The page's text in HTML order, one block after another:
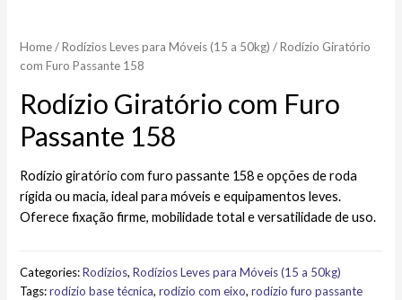
Home/Rodízios Leves para Móveis (15 a 50kg) / Rodízio Giratório
com Furo Passante 158
Rodízio Giratório com Furo
Passante 158
Rodízio giratório com furo passante 158 e opções de roda
rígida ou macia, ideal para móveis e equipamentos leves.
Oferece fixação firme, mobilidade total e versatilidade de uso.
Categories:Rodízios,Rodízios Leves para Móveis (15 a 50kg)
Tags:rodízio base técnica,rodízio com eixo,rodízio furo passante